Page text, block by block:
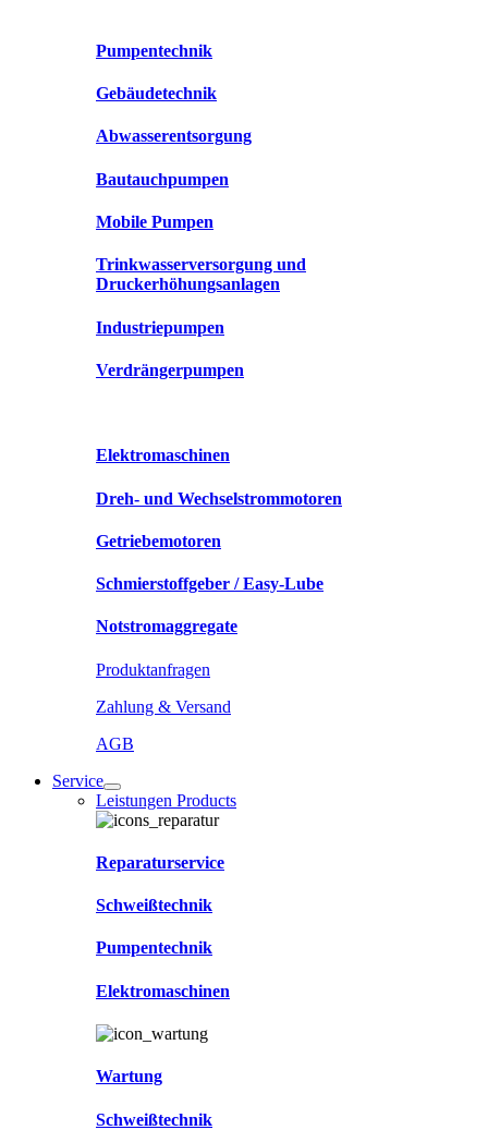
Pumpentechnik
Gebäudetechnik
Abwasserentsorgung
Bautauchpumpen
Mobile Pumpen
Trinkwasserversorgung und
Druckerhöhungsanlagen
Industriepumpen
Verdrängerpumpen
Elektromaschinen
Dreh- und Wechselstrommotoren
Getriebemotoren
Schmierstoffgeber / Easy-Lube
Notstromaggregate
Produktanfragen
Zahlung & Versand
AGB
Service
Leistungen Products
Reparaturservice
Schweißtechnik
Pumpentechnik
Elektromaschinen
Wartung
Schweißtechnik